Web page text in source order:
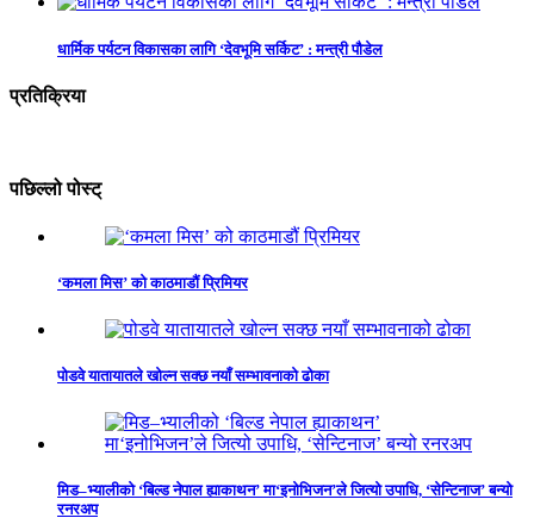
धार्मिक पर्यटन विकासका लागि ‘देवभूमि सर्किट’ : मन्त्री पौडेल
प्रतिक्रिया
पछिल्लो पोस्ट्
‘कमला मिस’ को काठमाडौं प्रिमियर
पोडवे यातायातले खोल्न सक्छ नयाँ सम्भावनाको ढोका
मिड–भ्यालीको ‘बिल्ड नेपाल ह्याकाथन’ मा‘इनोभिजन’ले जित्यो उपाधि, ‘सेन्टिनाज’ बन्यो
रनरअप